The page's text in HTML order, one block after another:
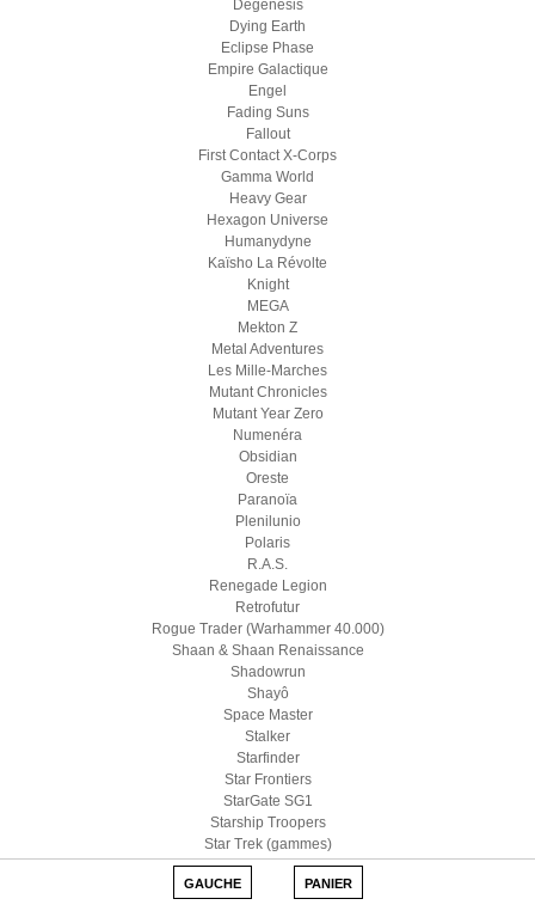
Degenesis
Dying Earth
Eclipse Phase
Empire Galactique
Engel
Fading Suns
Fallout
First Contact X-Corps
Gamma World
Heavy Gear
Hexagon Universe
Humanydyne
Kaïsho La Révolte
Knight
MEGA
Mekton Z
Metal Adventures
Les Mille-Marches
Mutant Chronicles
Mutant Year Zero
Numenéra
Obsidian
Oreste
Paranoïa
Plenilunio
Polaris
R.A.S.
Renegade Legion
Retrofutur
Rogue Trader (Warhammer 40.000)
Shaan & Shaan Renaissance
Shadowrun
Shayô
Space Master
Stalker
Starfinder
Star Frontiers
StarGate SG1
Starship Troopers
Star Trek (gammes)
Star Wars D6
Star Wars (Edge)
GAUCHE PANIER